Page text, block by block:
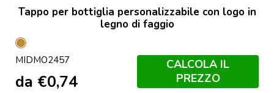
Tappo per bottiglia personalizzabile con logo in
legno di faggio
Legno
MIDMO2457
da €0,74
CALCOLA IL
PREZZO